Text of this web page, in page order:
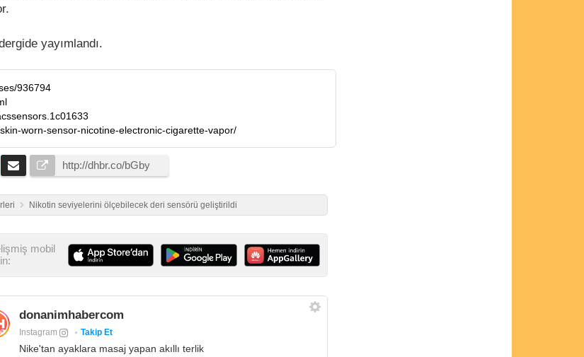
yayımlandı.
936794
worn-sensor-nicotine-electronic-cigarette-vapor/
Nikotin seviyelerini ölçebilecek deri sensörü geliştirildi
mobil
donanimhabercom
Instagram Takip Et
Nike'tan ayaklara masaj yapan akıllı terlik